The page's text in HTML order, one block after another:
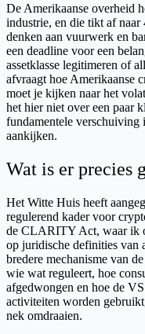
De Amerikaanse overheid
industrie, en die tikt af naar
denken aan vuurwerk en
een deadline voor een
assetklasse legitimeren of
afvraagt hoe Amerikaanse
moet je kijken naar het
het hier niet over een paar
fundamentele verschuiving
aankijken.
Wat is er precies
Het Witte Huis heeft
regulerend kader voor
de CLARITY Act, waar ik
op juridische definities van
bredere mechanisme van
wie wat reguleert, hoe
afgedwongen en hoe de
activiteiten worden
nek omdraaien.